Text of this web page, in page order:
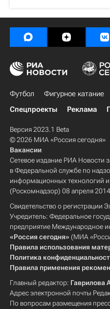
Футбол Фигурное катание
Спецпроекты
Реклама
Версия 2023.1 Beta
© 2026 МИА «Россия сегодня»
Вакансии
Сетевое издание РИА Новости
в Федеральной службе по
информационных технологий
(Роскомнадзор) 08 апреля
Свидетельство о
Учредитель: Федеральное
предприятие Международное
«Россия сегодня» (МИА
Правила использования
Политика
Правила применения
Главный редактор: Гаврилова
Адрес электронной почты
По вопросам размещения